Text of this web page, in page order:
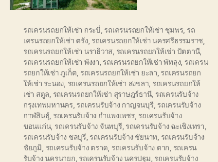
รถเครนรถยกให้เช่า กระบี่ รถเครนรถยกให้เช่า ชุมพร, รถ
เครนรถยกให้เช่า ตรัง, รถเครนรถยกให้เช่า นครศรีธรรมราช
รถเครนรถยกให้เช่า นราธิวาส รถเครนรถยกให้เช่า ปัตตานี,
รถเครนรถยกให้เช่า พังงา รถเครนรถยกให้เช่า พัทลุง, รถเครน
รถยกให้เช่า ภูเก็ต รถเครนรถยกให้เช่า ยะลา รถเครนรถยก
ให้เช่า ระนอง รถเครนรถยกให้เช่า สงขลา รถเครนรถยกให้
เช่า สตูล รถเครนรถยกให้เช่า สุราษฎร์ธานี, รถเครนรับจ้าง
กรุงเทพมหานคร, รถเครนรับจ้าง กาญจนบุรี, รถเครนรับจ้าง
กาฬสินธุ์, รถเครนรับจ้าง กำแพงเพชร, รถเครนรับจ้าง
ขอนแก่น, รถเครนรับจ้าง จันทบุรี, รถเครนรับจ้าง ฉะเชิงเทรา
รถเครนรับจ้าง ชลบุรี, รถเครนรับจ้าง ชัยนาท รถเครนรับจ้าง
ชัยภูมิ รถเครนรับจ้าง ตราด รถเครนรับจ้าง ตาก รถเครน
รับจ้าง นครนายก รถเครนรับจ้าง นครปฐม รถเครนรับจ้าง